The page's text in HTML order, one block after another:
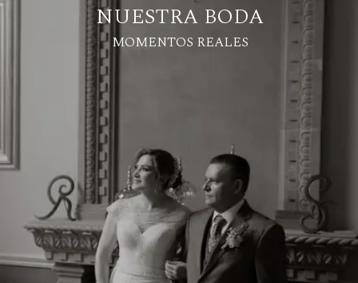
NUESTRA BODA
MOMENTOS REALES